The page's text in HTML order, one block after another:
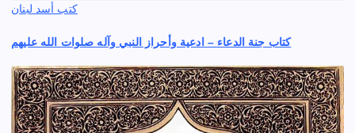
كتب أسد لبنان
كتاب جنة الدعاء – ادعية وأحراز النبي وآله صلوات الله عليهم